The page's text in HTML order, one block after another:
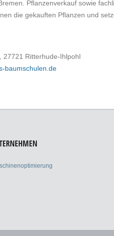
Pflanzenverkauf sowie
die gekauften Pflanzen und
27721 Ritterhude-Ihlpohl
baumschulen.de